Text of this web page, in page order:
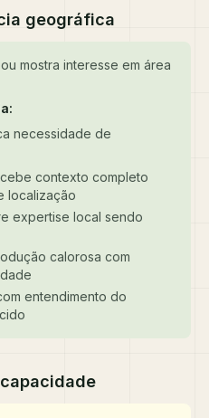
geográfica
mostra interesse em área
necessidade de
contexto completo
localização
expertise local sendo
calorosa com
entendimento do